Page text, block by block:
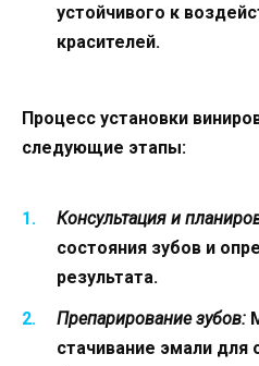
устойчивого к
красителей.
Процесс установки
следующие этапы:
Консультация и
состояния зубов и
результата.
Препарирование зубов:
стачивание эмали